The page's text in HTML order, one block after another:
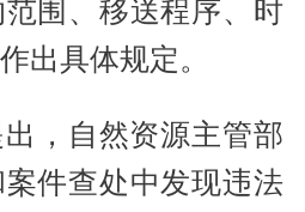
围、移送程序、时
出具体规定。
，自然资源主管部
件查处中发现违法